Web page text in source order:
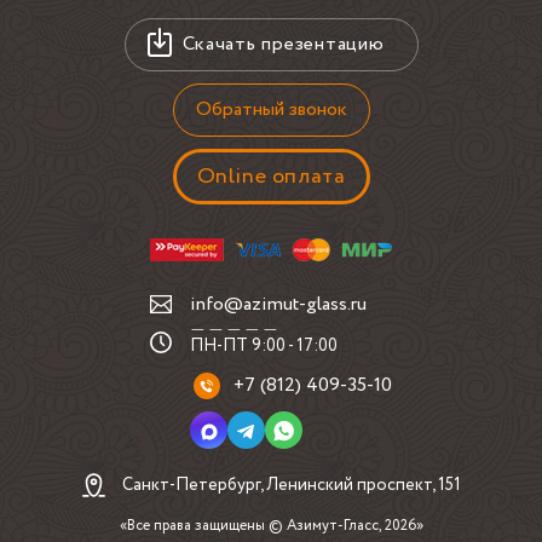
отделке
Главный этап для похожего заказа — не выбор по
фотографии, а точный замер на месте. Белая дверца в
алюминиевой раме очень чувствительна к геометрии
основания: если проем уходит по диагонали, стены
завалены, а пол или нижняя линия мебели не в уровне, это
замере проверяют не только ширину и высоту, но и
условия, в которых рамная конструкция будет работать
геометрию проема и разницу диагоналей;
ровность стен, ниши и прилегающих панелей;
уровень пола, цоколя или нижней опорной линии;
готовую ли отделку уже выполнили и не изменится ли
наличие плитки, декоративных раскладок, выступов и
теневых зазоров;
Скачать презентацию
Обратный звонок
Online оплата
info@azimut-glass.ru
ПН-ПТ 9:00 - 17:00
+7 (812) 409-35-10
Санкт-Петербург, Ленинский проспект, 151
«Все права защищены © Азимут-Гласс, 2026»